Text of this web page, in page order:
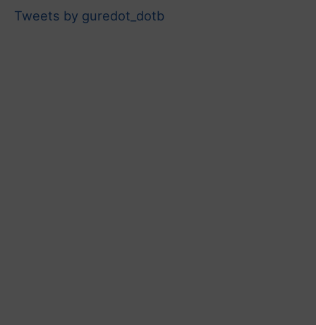
Tweets by guredot_dotb